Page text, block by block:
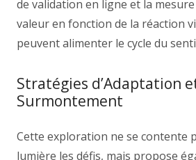
de validation en ligne et la
valeur en fonction de la réaction
peuvent alimenter le cycle du
Stratégies d’Adaptation
Surmontement
Cette exploration ne se contente
lumière les défis, mais propose